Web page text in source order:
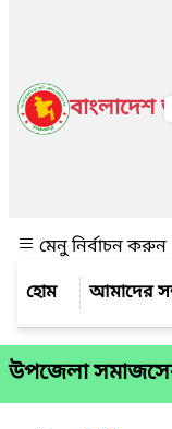
বাংলাদেশ
মেনু নির্বাচন করুন
আমাদের
উপজেলা